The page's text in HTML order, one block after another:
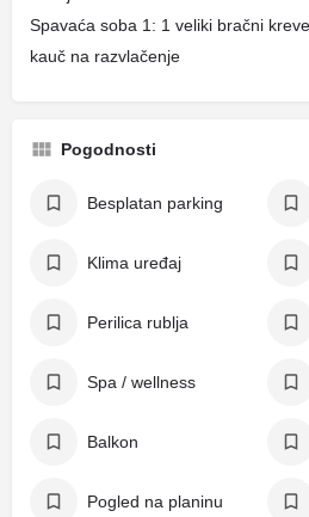
Spavaća soba 1: 1 veliki bračni
kauč na razvlačenje
Pogodnosti
Besplatan parking
Klima uređaj
Perilica rublja
Spa / wellness
Balkon
Pogled na planinu